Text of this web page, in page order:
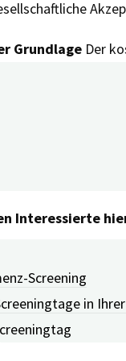
Screening
in
Grundlage Der
Er umfasst 30
„richtig“ oder
Test
beitragen,
Interessierte
digidem-
digiDEM-Bayern